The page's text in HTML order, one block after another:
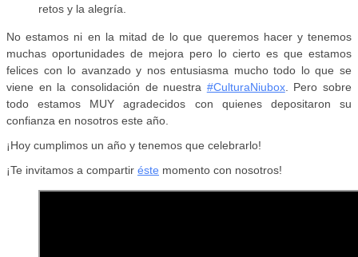
retos y la alegría.
No estamos ni en la mitad de lo que queremos hacer y tenemos
muchas oportunidades de mejora pero lo cierto es que estamos
felices con lo avanzado y nos entusiasma mucho todo lo que se
viene en la consolidación de nuestra #CulturaNiubox. Pero sobre
todo estamos MUY agradecidos con quienes depositaron su
confianza en nosotros este año.
¡Hoy cumplimos un año y tenemos que celebrarlo!
¡Te invitamos a compartir éste momento con nosotros!